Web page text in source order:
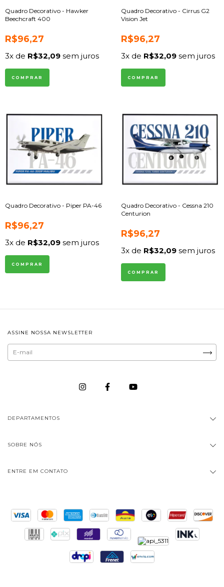
Quadro Decorativo - Hawker
Beechcraft 400
R$96,27
3x de R$32,09 sem juros
COMPRAR
Quadro Decorativo - Cirrus G2
Vision Jet
R$96,27
3x de R$32,09sem juros
COMPRAR
Quadro Decorativo - Piper PA-46
R$96,27
3x de R$32,09 sem juros
COMPRAR
Quadro Decorativo - Cessna 210
Centurion
R$96,27
3x de R$32,09sem juros
COMPRAR
ASSINE NOSSA NEWSLETTER
DEPARTAMENTOS
SOBRE NÓS
ENTRE EM CONTATO